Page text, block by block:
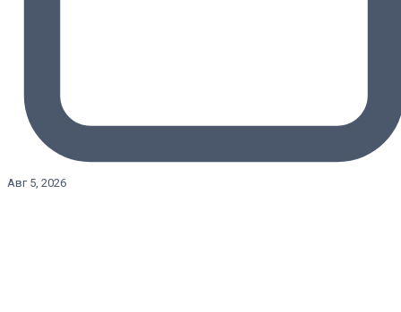
Авг 5, 2026